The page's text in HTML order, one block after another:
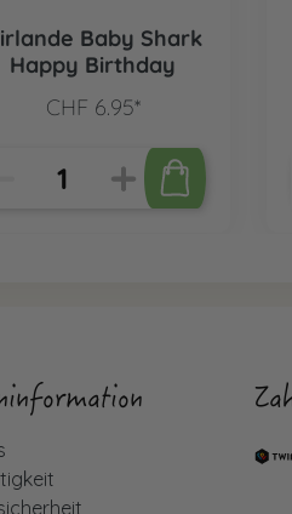
Baby Shark
Happy Birthday
CHF 6.95*